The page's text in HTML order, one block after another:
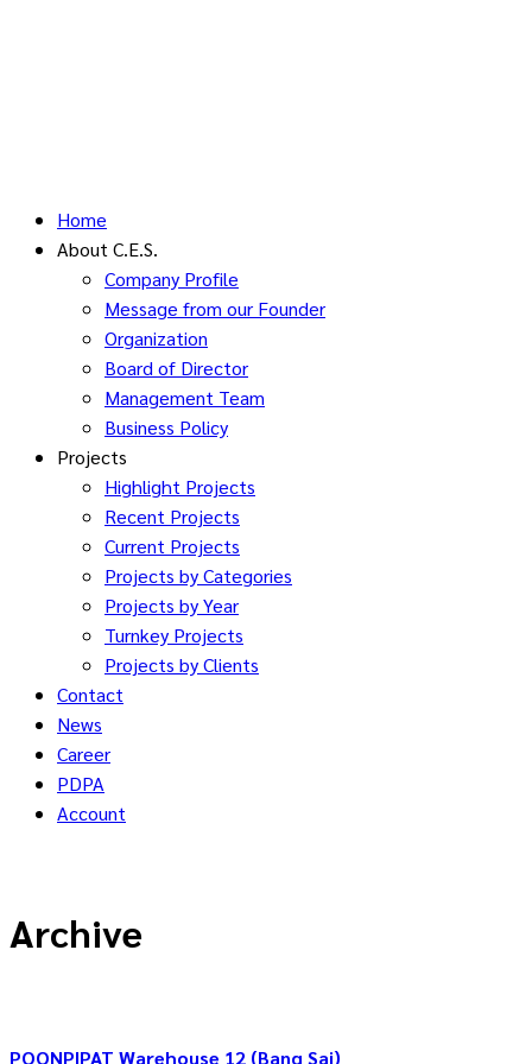
Home
About C.E.S.
Company Profile
Message from our Founder
Organization
Board of Director
Management Team
Business Policy
Projects
Highlight Projects
Recent Projects
Current Projects
Projects by Categories
Projects by Year
Turnkey Projects
Projects by Clients
Contact
News
Career
PDPA
Account
Archive
POONPIPAT Warehouse 12 (Bang Sai)